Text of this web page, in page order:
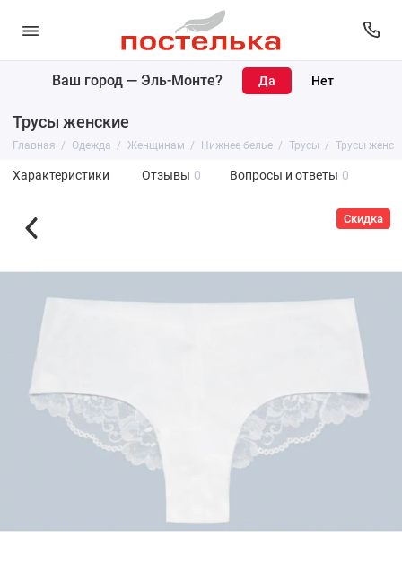
Ваш город — Эль-Монте?
Трусы женские
Главная Одежда Женщинам Нижнее белье Трусы Трусы
Характеристики Отзывы 0 Вопросы и ответы 0
Скидка